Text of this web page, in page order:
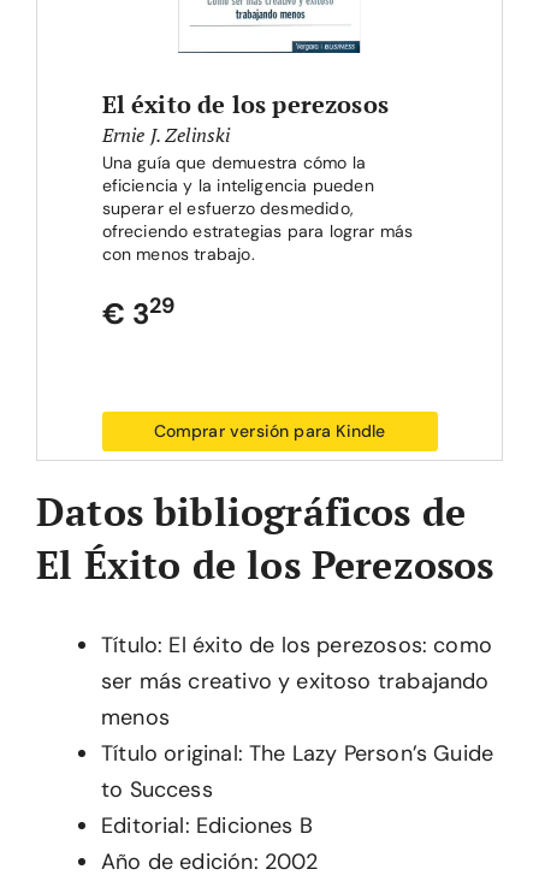
El éxito de los perezosos
Ernie J. Zelinski
Una guía que demuestra cómo la
eficiencia y la inteligencia pueden
superar el esfuerzo desmedido,
ofreciendo estrategias para lograr más
con menos trabajo.
€ 329
Comprar versión para Kindle
Datos bibliográficos de
El Éxito de los Perezosos
Título: El éxito de los perezosos: como
ser más creativo y exitoso trabajando
menos
Título original: The Lazy Person’s Guide
to Success
Editorial: Ediciones B
Año de edición: 2002